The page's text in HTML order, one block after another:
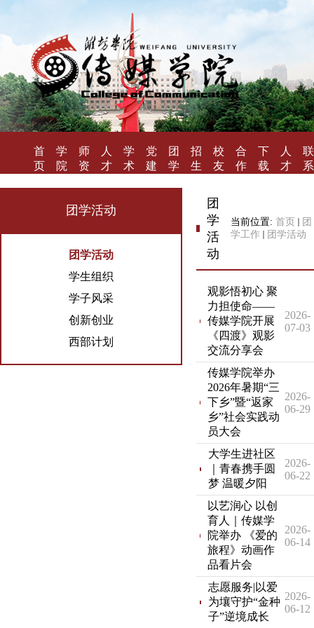
首
页
学
院
师
资
人
才
学
术
党
建
团
学
招
生
校
友
采
合
作
下
载
人
才
联
系
团学活动
团学活动
学生组织
学子风采
创新创业
西部计划
团
学
活
动
当前位置: 首页
团
学工作
团学活动
观影悟初心 聚
力担使命——
传媒学院开展
《四渡》观影
交流分享会
2026-
07-03
传媒学院举办
2026年暑期“三
下乡”暨“返家
乡”社会实践动
员大会
2026-
06-29
大学生进社区
｜青春携手圆
梦 温暖夕阳
2026-
06-22
以艺润心 以创
育人｜传媒学
院举办 《爱的
旅程》动画作
品看片会
2026-
06-14
志愿服务|以爱
为壤守护“金种
子”逆境成长
2026-
06-12